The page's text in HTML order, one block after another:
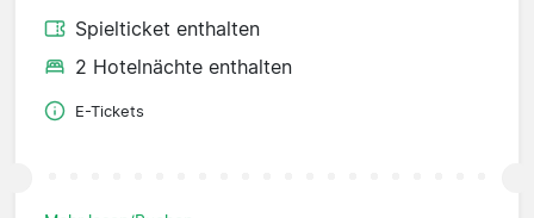
Spielticket enthalten
2 Hotelnächte enthalten
E-Tickets